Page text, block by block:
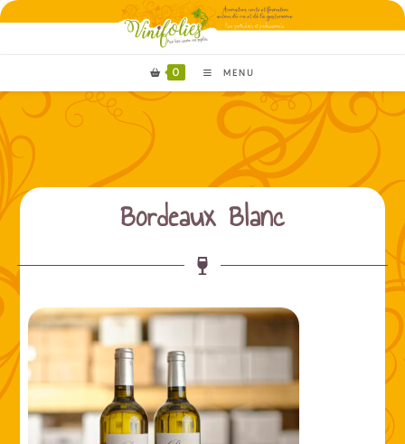
0 MENU
Bordeaux Blanc